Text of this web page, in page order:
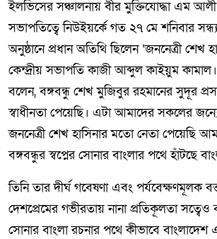
ইলভিসের সঞ্চালনায় বীর মুক্তিযোদ্ধা এম
সভাপতিত্বে নিউইয়র্কে গত ২৭ মে শনিবার
অনুষ্ঠানে প্রধান অতিথি ছিলেন ‘জননেত্রী শেখ
কেন্দ্রীয় সভাপতি কাজী আব্দুল কাইয়ুম
বলেন, বঙ্গবন্ধু শেখ মুজিবুর রহমানের সুদূর
স্বাধীনতা পেয়েছি। এটা আমাদের সকলের
জননেত্রী শেখ হাসিনার মতো নেতা পেয়েছি
বঙ্গবন্ধুর স্বপ্নের সোনার বাংলার পথে হাঁটছে
তিনি তার দীর্ঘ গবেষণা এবং পর্যবেক্ষণমূলক
দেশপ্রেমের গভীরতায় নানা প্রতিকূলতা সত্বেও
সোনার বাংলা রচনার পথে কীভাবে বাংলাদেশ